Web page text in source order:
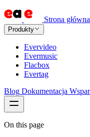
Strona główna
Produkty
Evervideo
Evermusic
Flacbox
Evertag
Blog Dokumentacja
On this page